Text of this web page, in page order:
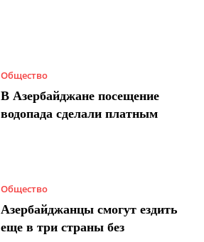
Общество
В Азербайджане посещение
водопада сделали платным
Общество
Азербайджанцы смогут ездить
еще в три страны без